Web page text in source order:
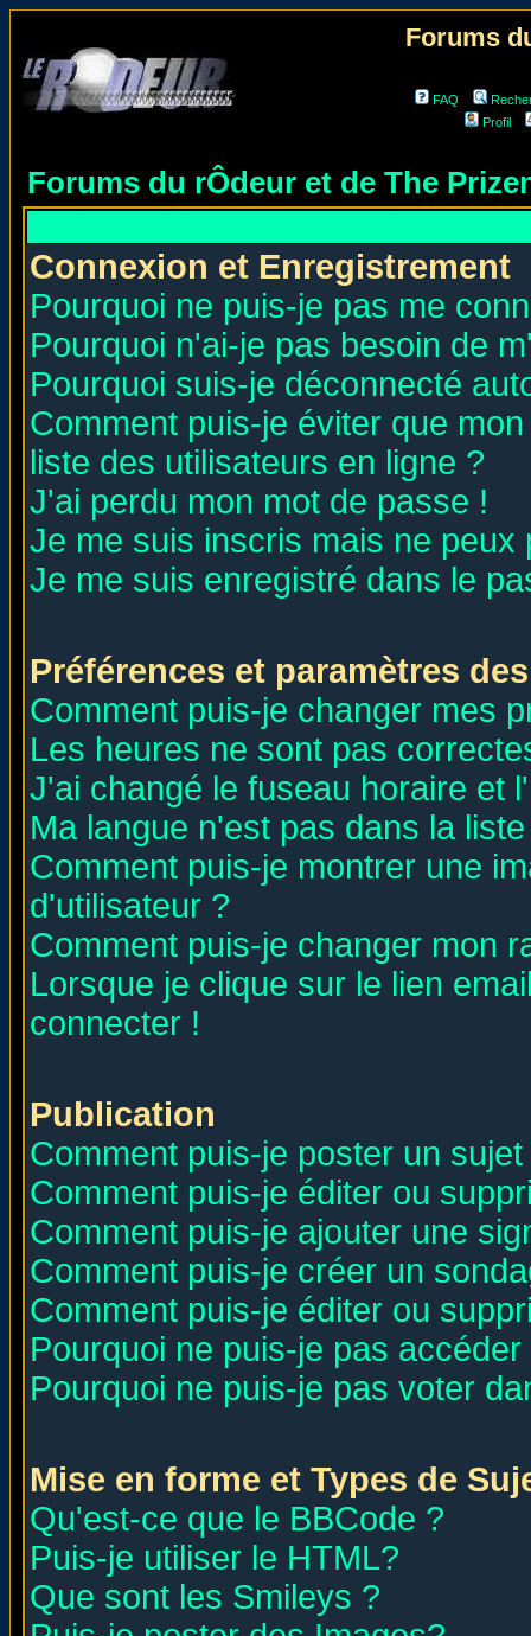
Forums
FAQ
Profil
Forums du rÔdeur et de The
Connexion et Enregistrement
Pourquoi ne puis-je pas me
Pourquoi n'ai-je pas besoin de
Pourquoi suis-je déconnecté
Comment puis-je éviter que
liste des utilisateurs en ligne ?
J'ai perdu mon mot de passe !
Je me suis inscris mais ne peux
Je me suis enregistré dans le
Préférences et paramètres
Comment puis-je changer mes
Les heures ne sont pas
J'ai changé le fuseau horaire et
Ma langue n'est pas dans la
Comment puis-je montrer une
d'utilisateur ?
Comment puis-je changer mon
Lorsque je clique sur le lien
connecter !
Publication
Comment puis-je poster un
Comment puis-je éditer ou
Comment puis-je ajouter une
Comment puis-je créer un
Comment puis-je éditer ou
Pourquoi ne puis-je pas
Pourquoi ne puis-je pas voter
Mise en forme et Types de
Qu'est-ce que le BBCode ?
Puis-je utiliser le HTML?
Que sont les Smileys ?